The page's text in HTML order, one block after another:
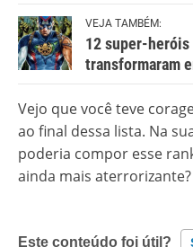
VEJA TAMBÉM:
12 super-heróis
transformaram
Vejo que você teve
ao final dessa lista. Na
poderia compor esse
ainda mais aterrorizante?
Este conteúdo foi útil?